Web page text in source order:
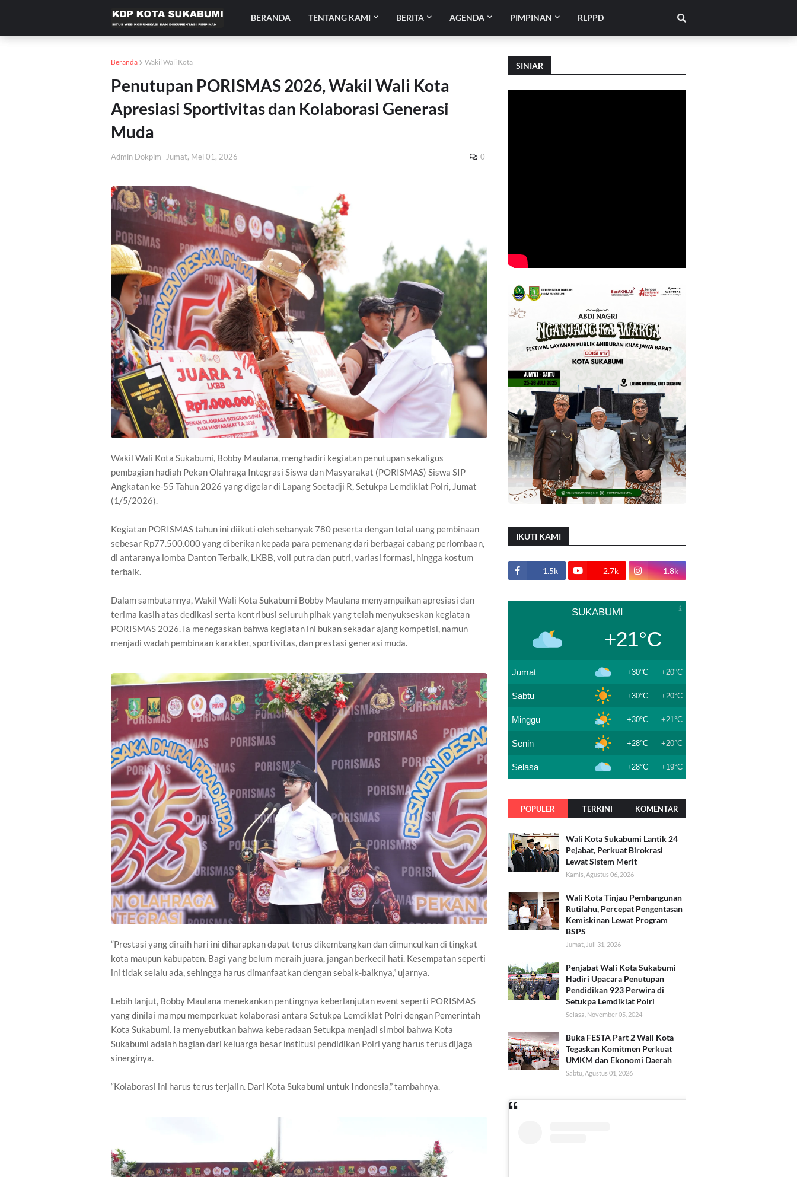
BERANDA TENTANG KAMI BERITA AGENDA PIMPINAN RLPPD
Beranda Wakil Wali Kota
Penutupan PORISMAS 2026, Wakil Wali Kota
Apresiasi Sportivitas dan Kolaborasi Generasi
Muda
Admin Dokpim Jumat, Mei 01, 2026 0
Wakil Wali Kota Sukabumi, Bobby Maulana, menghadiri kegiatan penutupan sekaligus
pembagian hadiah Pekan Olahraga Integrasi Siswa dan Masyarakat (PORISMAS) Siswa SIP
Angkatan ke-55 Tahun 2026 yang digelar di Lapang Soetadji R, Setukpa Lemdiklat Polri, Jumat
(1/5/2026).
Kegiatan PORISMAS tahun ini diikuti oleh sebanyak 780 peserta dengan total uang pembinaan
sebesar Rp77.500.000 yang diberikan kepada para pemenang dari berbagai cabang perlombaan,
di antaranya lomba Danton Terbaik, LKBB, voli putra dan putri, variasi formasi, hingga kostum
terbaik.
Dalam sambutannya, Wakil Wali Kota Sukabumi Bobby Maulana menyampaikan apresiasi dan
terima kasih atas dedikasi serta kontribusi seluruh pihak yang telah menyukseskan kegiatan
PORISMAS 2026. Ia menegaskan bahwa kegiatan ini bukan sekadar ajang kompetisi, namun
menjadi wadah pembinaan karakter, sportivitas, dan prestasi generasi muda.
“Prestasi yang diraih hari ini diharapkan dapat terus dikembangkan dan dimunculkan di tingkat
kota maupun kabupaten. Bagi yang belum meraih juara, jangan berkecil hati. Kesempatan seperti
ini tidak selalu ada, sehingga harus dimanfaatkan dengan sebaik-baiknya,” ujarnya.
Lebih lanjut, Bobby Maulana menekankan pentingnya keberlanjutan event seperti PORISMAS
yang dinilai mampu memperkuat kolaborasi antara Setukpa Lemdiklat Polri dengan Pemerintah
Kota Sukabumi. Ia menyebutkan bahwa keberadaan Setukpa menjadi simbol bahwa Kota
Sukabumi adalah bagian dari keluarga besar institusi pendidikan Polri yang harus terus dijaga
sinerginya.
“Kolaborasi ini harus terus terjalin. Dari Kota Sukabumi untuk Indonesia,” tambahnya.
SINIAR
IKUTI KAMI
1.5k 2.7k 1.8k
SUKABUMI
+21°C
Jumat +30°C +20°C
Sabtu +30°C +20°C
Minggu +30°C +21°C
Senin +28°C +20°C
Selasa +28°C +19°C
POPULER TERKINI KOMENTAR
Wali Kota Sukabumi Lantik 24
Pejabat, Perkuat Birokrasi
Lewat Sistem Merit
Kamis, Agustus 06, 2026
Wali Kota Tinjau Pembangunan
Rutilahu, Percepat Pengentasan
Kemiskinan Lewat Program
BSPS
Jumat, Juli 31, 2026
Penjabat Wali Kota Sukabumi
Hadiri Upacara Penutupan
Pendidikan 923 Perwira di
Setukpa Lemdiklat Polri
Selasa, November 05, 2024
Buka FESTA Part 2 Wali Kota
Tegaskan Komitmen Perkuat
UMKM dan Ekonomi Daerah
Sabtu, Agustus 01, 2026